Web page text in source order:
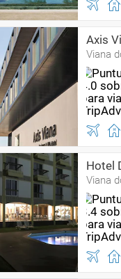
Axis
Viana
Hotel
Viana